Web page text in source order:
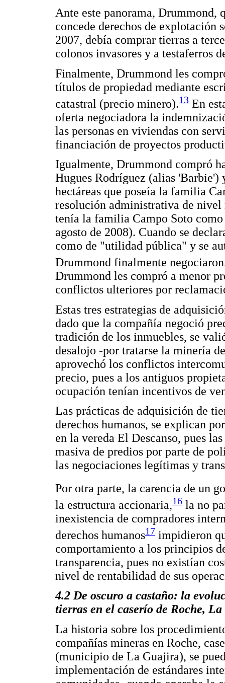
Ante este panorama, Drummond,
concede derechos de explotación
2007, debía comprar tierras a
colonos invasores y a testaferros
Finalmente, Drummond les
títulos de propiedad mediante
catastral (precio minero).13 En
oferta negociadora la
las personas en viviendas con
financiación de proyectos
Igualmente, Drummond compró
Hugues Rodríguez (alias 'Barbie')
hectáreas que poseía la familia
resolución administrativa de
tenía la familia Campo Soto
agosto de 2008). Cuando se
como de "utilidad pública" y se
Drummond finalmente
Drummond les compró a menor
conflictos ulteriores por
Estas tres estrategias de
dado que la compañía negoció
tradición de los inmuebles, se
desalojo -por tratarse la minería
aprovechó los conflictos
precio, pues a los antiguos
ocupación tenían incentivos de
Las prácticas de adquisición de
derechos humanos, se explican
en la vereda El Descanso, pues
masiva de predios por parte de
las negociaciones legítimas y
Por otra parte, la carencia de un
la estructura accionaria,16 la no
inexistencia de compradores
derechos humanos17 impidieron
comportamiento a los principios
transparencia, pues no existían
nivel de rentabilidad de sus
4.2 De oscuro a castaño: la
tierras en el caserío de Roche,
La historia sobre los
compañías mineras en Roche,
(municipio de La Guajira), se
implementación de estándares